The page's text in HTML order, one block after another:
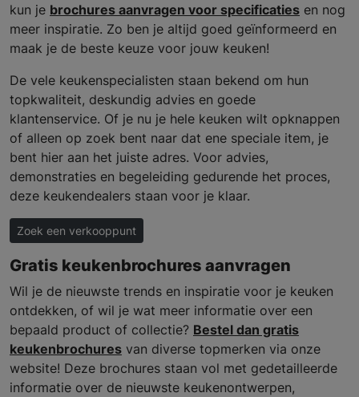
kun je brochures aanvragen voor specificaties en nog
meer inspiratie. Zo ben je altijd goed geïnformeerd en
maak je de beste keuze voor jouw keuken!
De vele keukenspecialisten staan bekend om hun
topkwaliteit, deskundig advies en goede
klantenservice. Of je nu je hele keuken wilt opknappen
of alleen op zoek bent naar dat ene speciale item, je
bent hier aan het juiste adres. Voor advies,
demonstraties en begeleiding gedurende het proces,
deze keukendealers staan voor je klaar.
Zoek een verkooppunt
Gratis keukenbrochures aanvragen
Wil je de nieuwste trends en inspiratie voor je keuken
ontdekken, of wil je wat meer informatie over een
bepaald product of collectie? Bestel dan gratis
keukenbrochures van diverse topmerken via onze
website! Deze brochures staan vol met gedetailleerde
informatie over de nieuwste keukenontwerpen,